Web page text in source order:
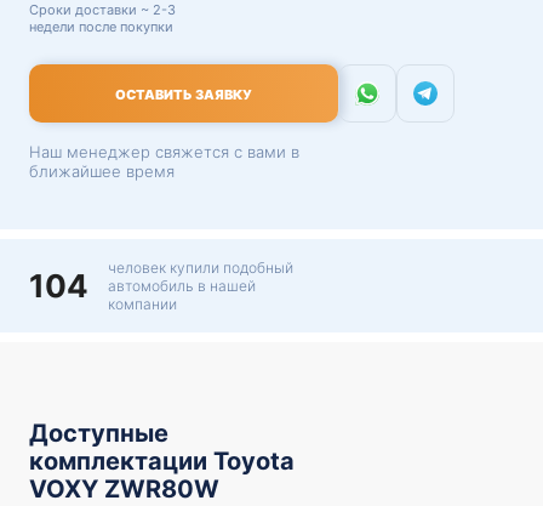
Сроки доставки ~ 2-3
недели после покупки
ОСТАВИТЬ ЗАЯВКУ
Наш менеджер свяжется с вами в
ближайшее время
104
человек купили подобный
автомобиль в нашей
компании
Доступные
комплектации Toyota
VOXY ZWR80W